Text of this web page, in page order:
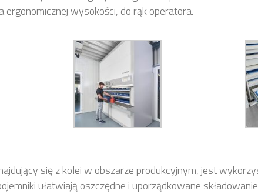
ergonomicznej wysokości, do rąk operatora.
się z kolei w obszarze produkcyjnym, jest
ułatwiają oszczędne i uporządkowane